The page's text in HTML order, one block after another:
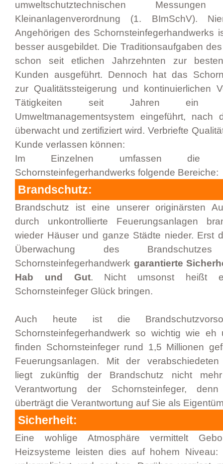
umweltschutztechnischen
Kleinanlagenverordnung (1. BImSchV).
Angehörigen des Schornsteinfegerhandwerks
besser ausgebildet. Die Traditionsaufgaben
schon seit etlichen Jahrzehnten zur
Kunden ausgeführt. Dennoch hat das
zur Qualitätssteigerung und kontinuierlichen
Tätigkeiten seit Jahren ein
Umweltmanagementsystem eingeführt, nach
überwacht und zertifiziert wird. Verbriefte
Kunde verlassen können:
Im Einzelnen umfassen die
Schornsteinfegerhandwerks folgende Bereiche:
Brandschutz:
Brandschutz ist eine unserer originärsten
durch unkontrollierte Feuerungsanlagen
wieder Häuser und ganze Städte nieder. Erst
Überwachung des
Schornsteinfegerhandwerk garantierte
Hab und Gut. Nicht umsonst heißt
Schornsteinfeger Glück bringen.
Auch heute ist die
Schornsteinfegerhandwerk so wichtig wie
finden Schornsteinfeger rund 1,5 Millionen
Feuerungsanlagen. Mit der verabschiedeten
liegt zukünftig der Brandschutz nicht
Verantwortung der Schornsteinfeger,
überträgt die Verantwortung auf Sie als
Sicherheit:
Eine wohlige Atmosphäre vermittelt
Heizsysteme leisten dies auf hohem